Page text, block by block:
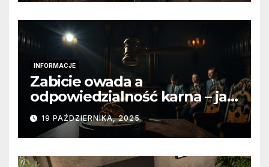
INFORMACJE
Zabicie owada a
odpowiedzialność karna – jak
wygląda to w praktyce?
19 PAŹDZIERNIKA, 2025